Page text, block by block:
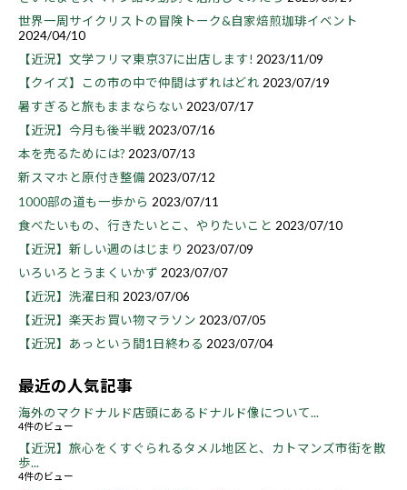
世界一周サイクリストの冒険トーク&自家焙煎珈琲イベント
2024/04/10
【近況】文学フリマ東京37に出店します! 2023/11/09
【クイズ】この市の中で仲間はずれはどれ 2023/07/19
暑すぎると旅もままならない 2023/07/17
【近況】今月も後半戦 2023/07/16
本を売るためには? 2023/07/13
新スマホと原付き整備2023/07/12
1000部の道も一歩から 2023/07/11
食べたいもの、行きたいとこ、やりたいこと 2023/07/10
【近況】新しい週のはじまり 2023/07/09
いろいろとうまくいかず 2023/07/07
【近況】洗濯日和 2023/07/06
【近況】楽天お買い物マラソン 2023/07/05
【近況】あっという間1日終わる 2023/07/04
最近の人気記事
海外のマクドナルド店頭にあるドナルド像について...
4件のビュー
【近況】旅心をくすぐられるタメル地区と、カトマンズ市街を散
歩...
4件のビュー